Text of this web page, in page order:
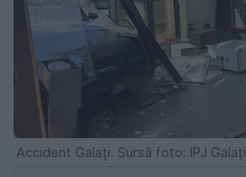
Accident Galați. Sursă foto: IPJ Galați